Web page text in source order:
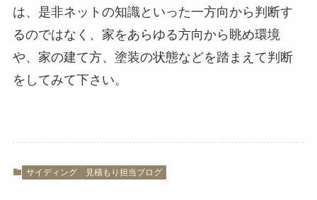
は、是非ネットの知識といった一方向から判断す
るのではなく、家をあらゆる方向から眺め環境
や、家の建て方、塗装の状態などを踏まえて判断
をしてみて下さい。
サイディング 見積もり担当ブログ